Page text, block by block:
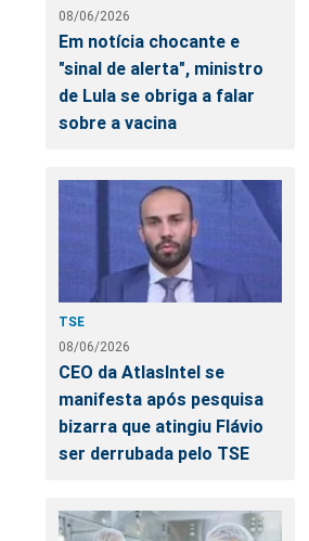
08/06/2026
Em notícia chocante e
"sinal de alerta", ministro
de Lula se obriga a falar
sobre a vacina
TSE
08/06/2026
CEO da AtlasIntel se
manifesta após pesquisa
bizarra que atingiu Flávio
ser derrubada pelo TSE